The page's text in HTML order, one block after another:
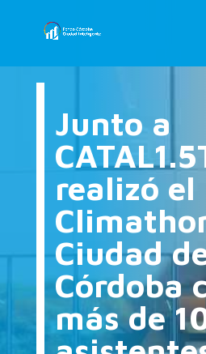
Junto a
realizó
Ciudad
Córdoba
más de